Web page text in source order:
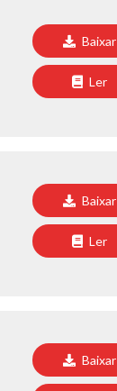
Baixar
Ler
Baixar
Ler
Baixar